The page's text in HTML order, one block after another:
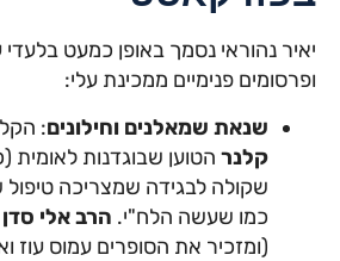
יאיר נהוראי נסמך באופן כמעט
ופרסומים פנימיים ממכינת עלי:
שנאת שמאלנים וחילונים:
קלנר הטוען שבוגדנות לאומית
שקולה לבגידה שמצריכה
כמו שעשה הלח"י. הרב אלי סדן
(ומזכיר את הסופרים עמוס עוז